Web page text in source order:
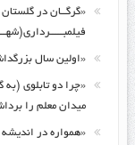
«گرگــان در
«اولین سال
«چرا دو تابلوی (به
میدان معلم را
«همواره در